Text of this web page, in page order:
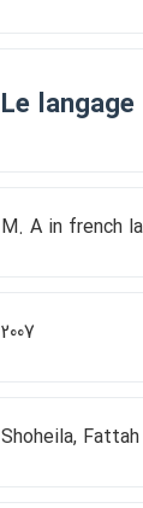
Le
M. A in french
2007
Shoheila, Fattah